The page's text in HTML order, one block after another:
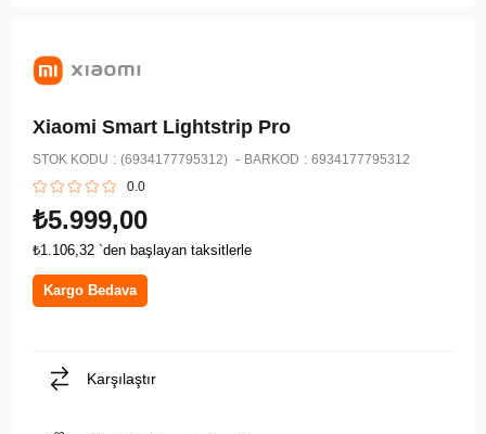
Xiaomi Smart Lightstrip Pro
STOK KODU (6934177795312) BARKOD : 6934177795312
0.0
₺5.999,00
₺1.106,32 `den başlayan taksitlerle
Kargo Bedava
Karşılaştır